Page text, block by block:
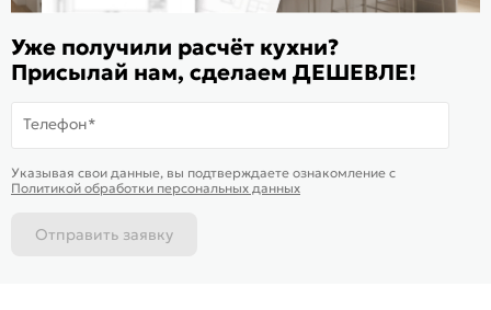
ИКС 1180
© 2015—2026 Интернет-магазин мебели Mebel169.ru
Пользовательское соглашение
Политика обработки персональных данных
Карта сайта
технологии
Уже получили расчёт кухни?
Присылай нам, сделаем ДЕШЕВЛЕ!
Телефон*
Указывая свои данные, вы подтверждаете ознакомление c
Политикой обработки персональных данных
Отправить заявку